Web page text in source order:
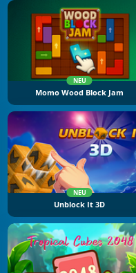
NEU
Momo Wood Block Jam
NEU
Unblock It 3D